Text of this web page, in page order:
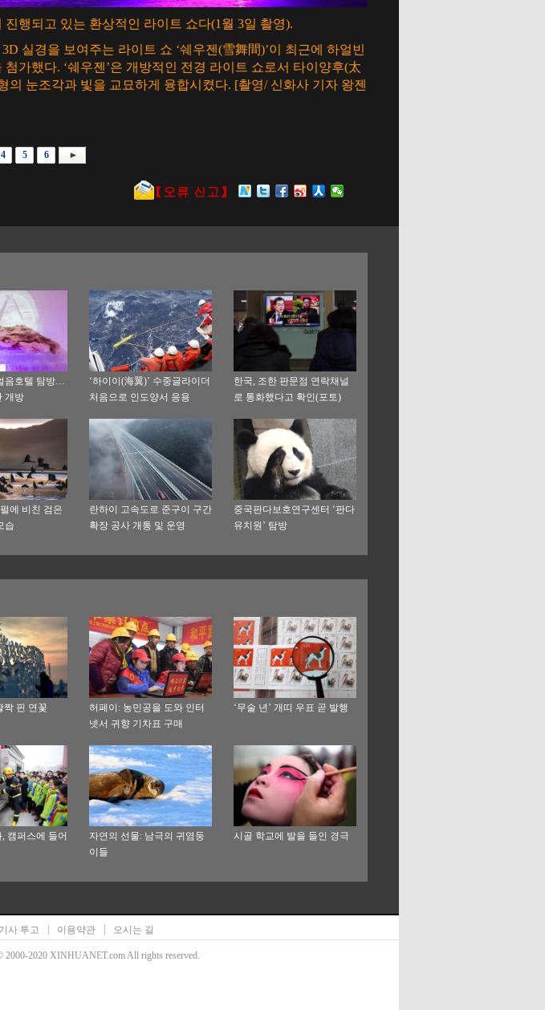
행되고 있는 환상적인 라이트 쇼다(1월 3일 촬영).
실경을 보여주는 라이트 쇼 ‘쉐우젠(雪舞間)’이 최근에 하얼빈
가했다. ‘쉐우젠’은 개방적인 전경 라이트 쇼로서 타이양후(太
눈조각과 빛을 교묘하게 융합시켰다. [촬영/ 신화사 기자 왕젠
4 5 6
음호텔 탐방…
개방
‘하이이(海翼)’ 수중글라이더
처음으로 인도양서 응용
한국, 조한 판문점 연락채널
로 통화했다고 확인(포토)
에 비친 검은
습
란하이 고속도로 준구이 구간
확장 공사 개통 및 운영
중국판다보호연구센터 ‘판다
유치원’ 탐방
짝 핀 연꽃
허페이: 농민공을 도와 인터
넷서 귀향 기차표 구매
‘무술 년’ 개띠 우표 곧 발행
캠퍼스에 들어
자연의 선물: 남극의 귀염둥
이들
시골 학교에 발을 들인 경극